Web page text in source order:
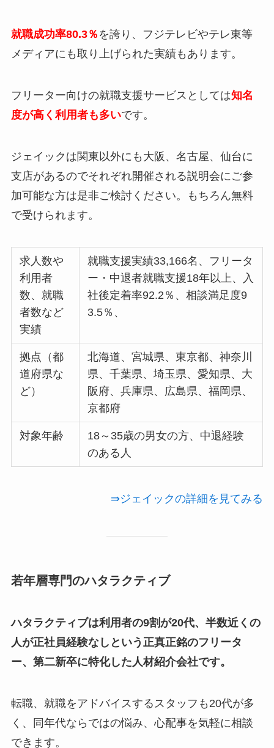
就職成功率80.3％ を誇り、フジテレビやテレ東等
メディアにも取り上げられた実績もあります。
フリーター向けの就職支援サービスとしては知名
度が高く利用者も多いです。
ジェイックは関東以外にも大阪、名古屋、仙台に
支店があるのでそれぞれ開催される説明会にご参
加可能な方は是非ご検討ください。もちろん無料
で受けられます。
求人数や
利用者
数、就職
者数など
実績
就職支援実績33,166名、フリータ
ー・中退者就職支援18年以上、入
社後定着率92.2％、相談満足度9
3.5％、
拠点（都
道府県な
ど）
北海道、宮城県、東京都、神奈川
県、千葉県、埼玉県、愛知県、大
阪府、兵庫県、広島県、福岡県、
京都府
対象年齢
18～35歳の男女の方、中退経験
のある人
⇛ジェイックの詳細を見てみる
若年層専門のハタラクティブ
ハタラクティブは利用者の9割が20代、半数近くの
人が正社員経験なしという正真正銘のフリータ
ー、第二新卒に特化した人材紹介会社です。
転職、就職をアドバイスするスタッフも20代が多
く、同年代ならではの悩み、心配事を気軽に相談
できます。